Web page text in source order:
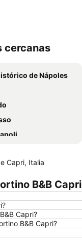
cercanas
de Nápoles
de Positano
Amalfi
Parsano i Antiche Mura
Nápoles
Sirene
Capri, Italia
B&B Capri
Capri?
B&B Capri?